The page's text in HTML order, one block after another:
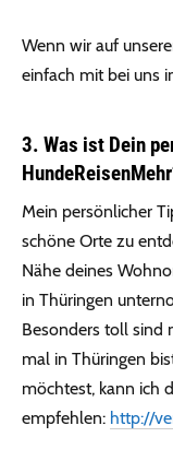
Wenn wir auf
einfach mit bei uns
3. Was ist Dein
Mein persönlicher
schöne Orte zu
Nähe deines
in Thüringen
Besonders toll sind
mal in Thüringen
möchtest, kann ich
empfehlen: http://